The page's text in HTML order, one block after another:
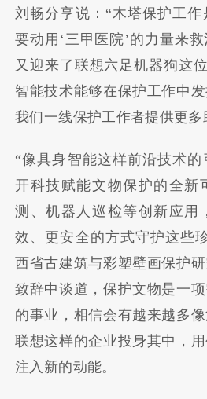
刘畅分享说：“木塔保护工作
要动用‘三甲医院’的力量来
又迎来了联想六足机器狗这
智能技术能够在保护工作中
我们一线保护工作者提供更多
“像具身智能这样前沿技术
开科技赋能文物保护的全新
测、机器人巡检等创新应用
效、更安全的方式守护这些
西省古建筑与彩塑壁画保护
致辞中谈道，保护文物是一
的事业，相信会有越来越多
联想这样的企业投身其中，
注入新的动能。